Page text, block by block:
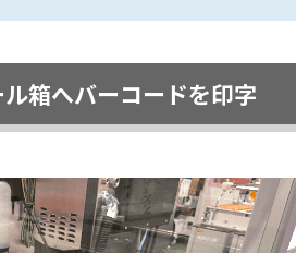
箱へバーコードを印字